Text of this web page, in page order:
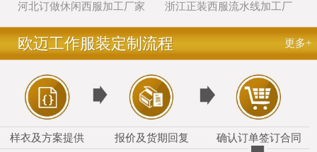
河北订做休闲西服加工厂家
哪个好
浙江正装西服流水线加工厂
家哪里好
更多+
欧迈工作服装定制流程
样衣及方案提供 报价及货期回复 确认订单签订合同